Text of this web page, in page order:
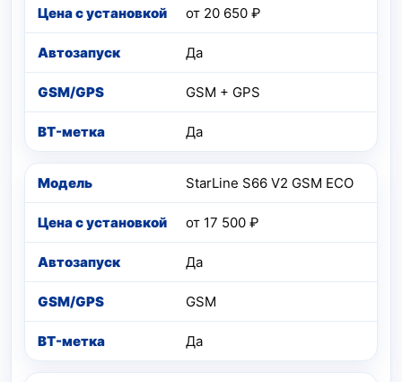
от 20 650 ₽
Да
GSM + GPS
Да
StarLine S66 V2 GSM ECO
от 17 500 ₽
Да
GSM
Да